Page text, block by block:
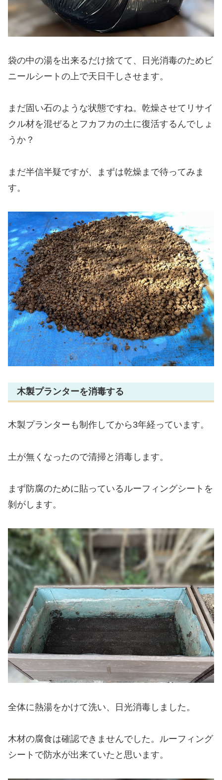
袋の中の湯を出来るだけ捨てて、日光消毒のためビ
ニールシートの上で天日干しさせます。
まだ固い石のような状態ですね。乾燥させてリサイ
クル材を混ぜるとフカフカの土に復活するんでしょ
うか？
まだ半信半疑ですが、まずは乾燥まで待ってみま
す。
木製プランターを消毒する
木製プランターも制作してから3年経っています。
土が無くなったので清掃と消毒します。
まず防腐のために貼っているルーフィングシートを
剝がします。
全体に熱湯をかけて洗い、日光消毒しました。
木材の腐食は確認できませんでした。ルーフィング
シートで防水が出来ていたと思います。